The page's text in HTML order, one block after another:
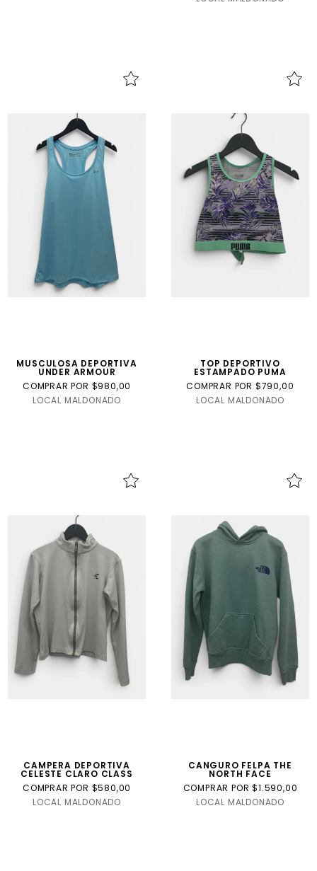
MUSCULOSA DEPORTIVA
UNDER ARMOUR
COMPRAR POR $980,00
LOCAL MALDONADO
TOP DEPORTIVO
ESTAMPADO PUMA
COMPRAR POR $790,00
LOCAL MALDONADO
CAMPERA DEPORTIVA
CELESTE CLARO CLASS
COMPRAR POR $580,00
LOCAL MALDONADO
CANGURO FELPA THE
NORTH FACE
COMPRAR POR $1.590,00
LOCAL MALDONADO